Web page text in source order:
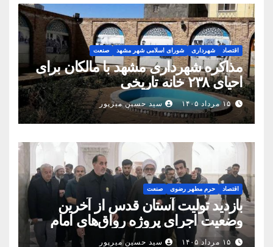
اقتصاد شهرداری شورای اسلامی شهر مشهد صنعت
مذاکره شهرداری مشهد با مالکان برای
احیای ۲۳۸ خانه تاریخی
۱۵ مرداد ۱۴۰۵ سید حسین میرپور
اقتصاد حرم مطهر رضوی صنعت
بازدید تولیت آستان قدس از آخرین
وضعیت اجرای پروژه رواق‌های امام
حسین(ع) و امیرالمؤمنین(ع)
۱۵ مرداد ۱۴۰۵ سید حسین میرپور